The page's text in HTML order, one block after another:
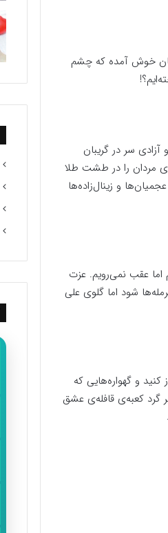
خوش آمده که چشم
سر در گریبان
مردان را در طشت طلا
و زینال‌زاده‌ها
اما عقب نمی‌رویم. عزت
شود اما گلوی علی
و گهواره‌هایی که
گرد کعبه‌ی قافله‌ی عشق